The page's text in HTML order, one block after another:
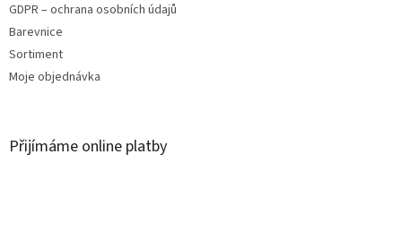
GDPR – ochrana osobních údajů
Barevnice
Sortiment
Moje objednávka
Přijímáme online platby